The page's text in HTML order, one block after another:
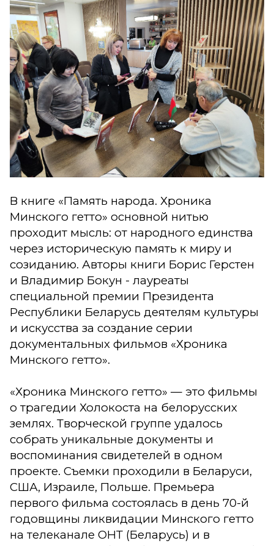
В книге «Память народа. Хроника
Минского гетто» основной нитью
проходит мысль: от народного единства
через историческую память к миру и
созиданию. Авторы книги Борис Герстен
и Владимир Бокун - лауреаты
специальной премии Президента
Республики Беларусь деятелям культуры
и искусства за создание серии
документальных фильмов «Хроника
Минского гетто».
«Хроника Минского гетто» — это фильмы
о трагедии Холокоста на белорусских
землях. Творческой группе удалось
собрать уникальные документы и
воспоминания свидетелей в одном
проекте. Съемки проходили в Беларуси,
США, Израиле, Польше. Премьера
первого фильма состоялась в день 70-й
годовщины ликвидации Минского гетто
на телеканале ОНТ (Беларусь) и в